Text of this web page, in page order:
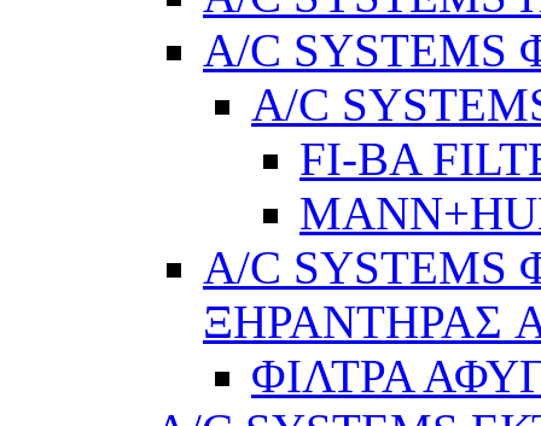
A/C
A/C
FI-BA
A/C
ΞΗΡΑΝΤΗΡΑΣ
ΦΙΛΤΡΑ